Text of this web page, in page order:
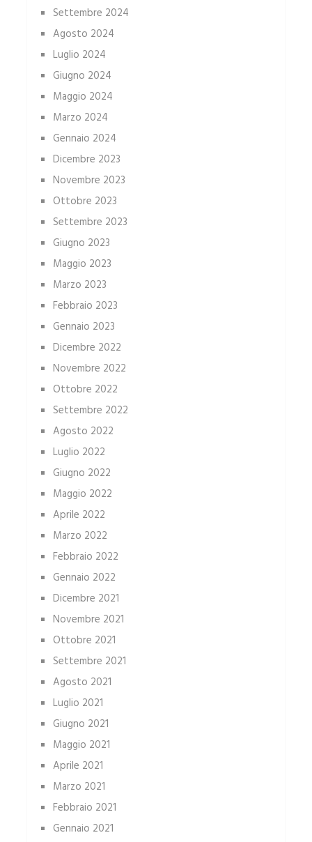
Settembre 2024
Agosto 2024
Luglio 2024
Giugno 2024
Maggio 2024
Marzo 2024
Gennaio 2024
Dicembre 2023
Novembre 2023
Ottobre 2023
Settembre 2023
Giugno 2023
Maggio 2023
Marzo 2023
Febbraio 2023
Gennaio 2023
Dicembre 2022
Novembre 2022
Ottobre 2022
Settembre 2022
Agosto 2022
Luglio 2022
Giugno 2022
Maggio 2022
Aprile 2022
Marzo 2022
Febbraio 2022
Gennaio 2022
Dicembre 2021
Novembre 2021
Ottobre 2021
Settembre 2021
Agosto 2021
Luglio 2021
Giugno 2021
Maggio 2021
Aprile 2021
Marzo 2021
Febbraio 2021
Gennaio 2021